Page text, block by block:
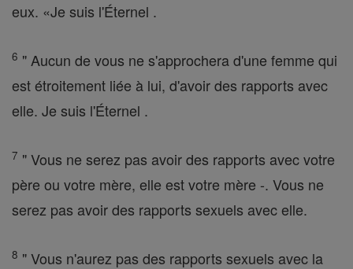
eux. «Je suis l'Éternel .
6 " Aucun de vous ne s'approchera d'une femme qui
est étroitement liée à lui, d'avoir des rapports avec
elle. Je suis l'Éternel .
7 " Vous ne serez pas avoir des rapports avec votre
père ou votre mère, elle est votre mère -. Vous ne
serez pas avoir des rapports sexuels avec elle.
8 " Vous n'aurez pas des rapports sexuels avec la